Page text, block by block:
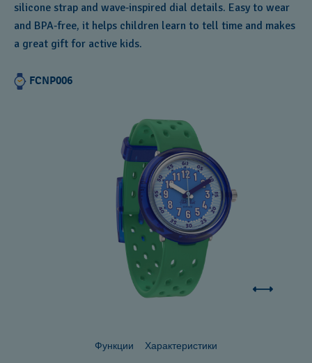
silicone strap and wave‑inspired dial details. Easy to wear
and BPA‑free, it helps children learn to tell time and makes
a great gift for active kids.
FCNP006
Функции Характеристики